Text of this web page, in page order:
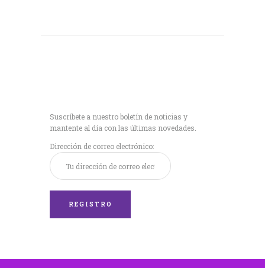
Suscríbete a nuestro boletín de noticias y
mantente al día con las últimas novedades.
Dirección de correo electrónico: